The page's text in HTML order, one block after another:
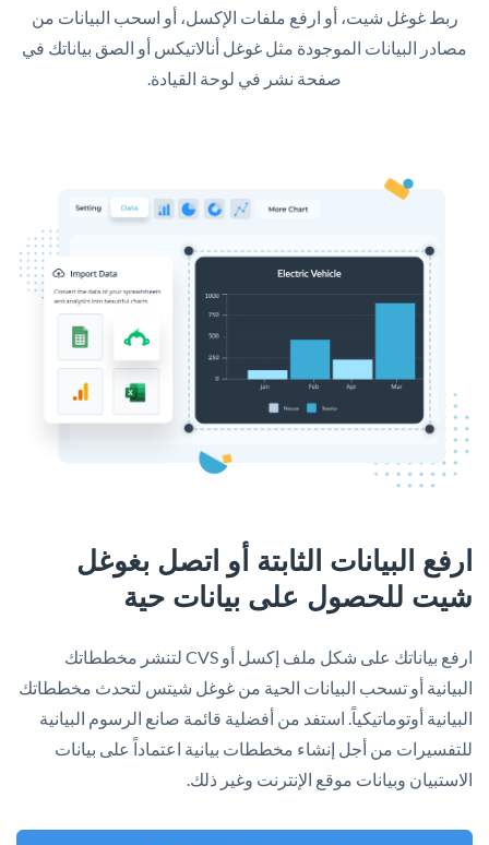
ربط غوغل شيت، أو ارفع ملفات الإكسل، أو اسحب البيانات من
مصادر البيانات الموجودة مثل غوغل أنالاتيكس أو الصق بياناتك في
صفحة نشر في لوحة القيادة.
ارفع البيانات الثابتة أو اتصل بغوغل
شيت للحصول على بيانات حية
ارفع بياناتك على شكل ملف إكسل أو CVS لتنشر مخططاتك
البيانية أو تسحب البيانات الحية من غوغل شيتس لتحدث مخططاتك
البيانية أوتوماتيكياً. استفد من أفضلية قائمة صانع الرسوم البيانية
للتفسيرات من أجل إنشاء مخططات بيانية اعتماداً على بيانات
الاستبيان وبيانات موقع الإنترنت وغير ذلك.